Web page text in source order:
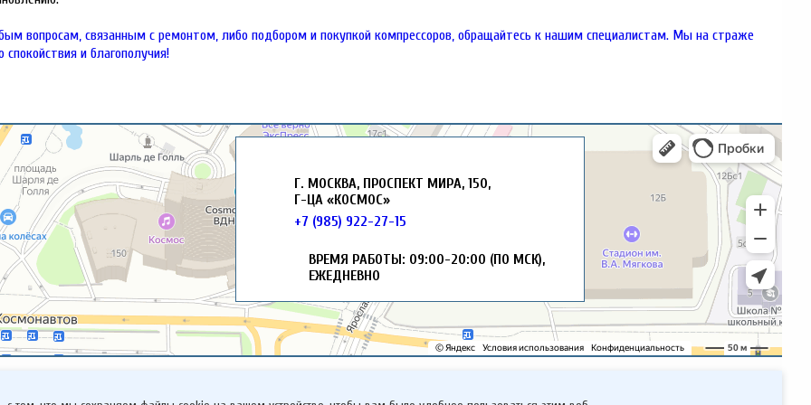
вопросам, связанным с ремонтом, либо подбором и покупкой компрессоров, обращайтесь к нашим специалистам. Мы на страже
спокойствия и благополучия!
Г. МОСКВА, ПРОСПЕКТ МИРА, 150,
Г-ЦА «КОСМОС»
+7 (985) 922-27-15
ВРЕМЯ РАБОТЫ: 09:00-20:00 (ПО МСК),
ЕЖЕДНЕВНО
АДРЕС:
СОГЛАСИЕ НА ОБРАБОТКУ ПЕРСОНАЛЬНЫХ ДАННЫХ